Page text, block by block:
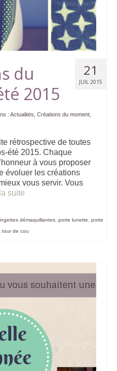
21
JUIL 2015
du
2015
: Actualités Créations du moment
rétrospective de toutes
été 2015. Chaque
à vous proposer
évoluer les créations
vous servir. Vous
suite
démaquillantes porte lunette
porte
tour de cou